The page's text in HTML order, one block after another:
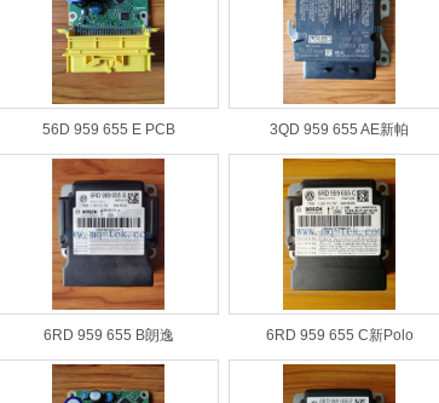
56D 959 655 E PCB 3QD 959 655 AE新帕
6RD 959 655 B朗逸 6RD 959 655 C新Polo